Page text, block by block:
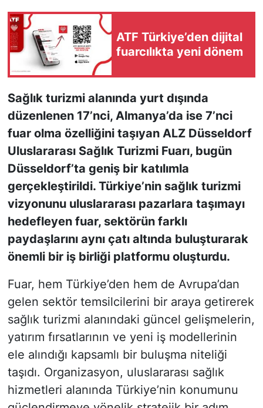
ATF Türkiye’den dijital
fuarcılıkta yeni dönem
Sağlık turizmi alanında yurt dışında
düzenlenen 17’nci, Almanya’da ise 7’nci
fuar olma özelliğini taşıyan ALZ Düsseldorf
Uluslararası Sağlık Turizmi Fuarı, bugün
Düsseldorf’ta geniş bir katılımla
gerçekleştirildi. Türkiye’nin sağlık turizmi
vizyonunu uluslararası pazarlara taşımayı
hedefleyen fuar, sektörün farklı
paydaşlarını aynı çatı altında buluşturarak
önemli bir iş birliği platformu oluşturdu.
Fuar, hem Türkiye’den hem de Avrupa’dan
gelen sektör temsilcilerini bir araya getirerek
sağlık turizmi alanındaki güncel gelişmelerin,
yatırım fırsatlarının ve yeni iş modellerinin
ele alındığı kapsamlı bir buluşma niteliği
taşıdı. Organizasyon, uluslararası sağlık
hizmetleri alanında Türkiye’nin konumunu
KONGRE HABERLERİ
KONGRE TAKVİMİ
BİYOGRAFİLER